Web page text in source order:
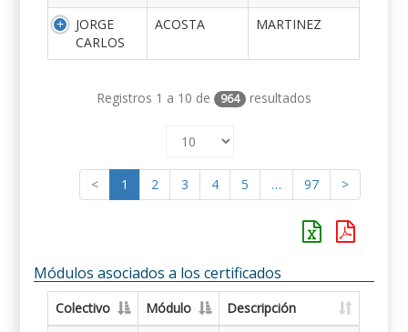
JORGE
CARLOS
ACOSTA MARTINEZ
Registros 1 a 10 de 964 resultados
< 1 2 3 4 5 … 97 >
Módulos asociados a los certificados
Colectivo Módulo
Descripción